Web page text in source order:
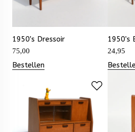
1950's Dressoir
75,00
Bestellen
1950's
24,95